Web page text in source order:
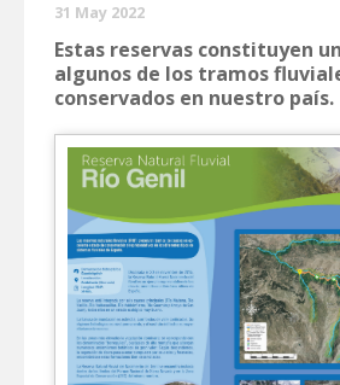
31 May 2022
Estas reservas constituyen
algunos de los tramos
conservados en nuestro país.